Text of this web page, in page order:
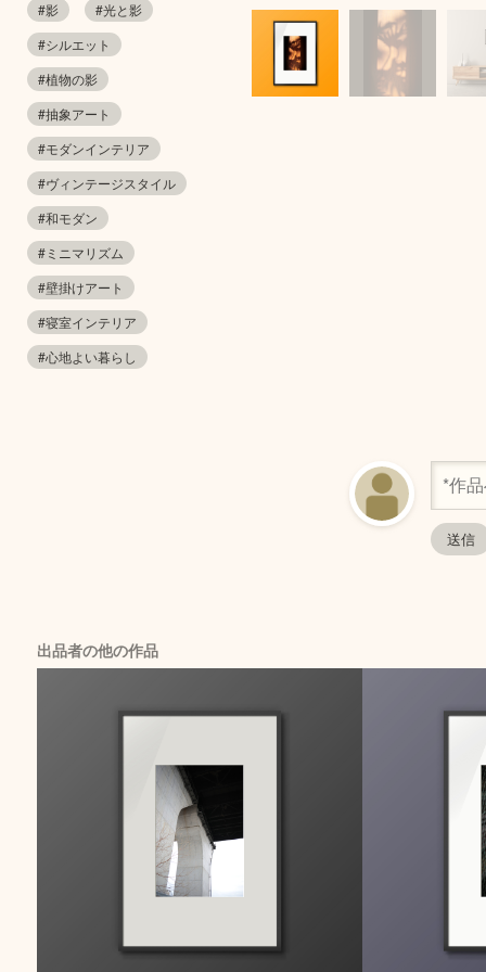
#影
#光と影
#シルエット
#植物の影
#抽象アート
#モダンインテリア
#ヴィンテージスタイル
#和モダン
#ミニマリズム
#壁掛けアート
#寝室インテリア
#心地よい暮らし
出品者の他の作品